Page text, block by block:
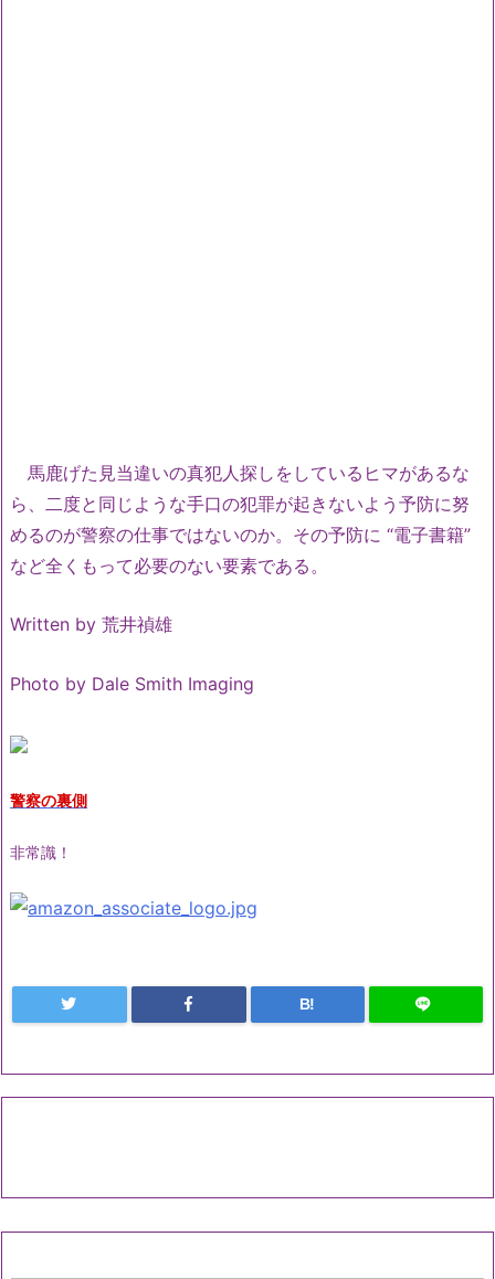
馬鹿げた見当違いの真犯人探しをしているヒマがあるな
ら、二度と同じような手口の犯罪が起きないよう予防に努
めるのが警察の仕事ではないのか。その予防に “電子書籍”
など全くもって必要のない要素である。
Written by 荒井禎雄
Photo by Dale Smith Imaging
警察の裏側
非常識！
B!